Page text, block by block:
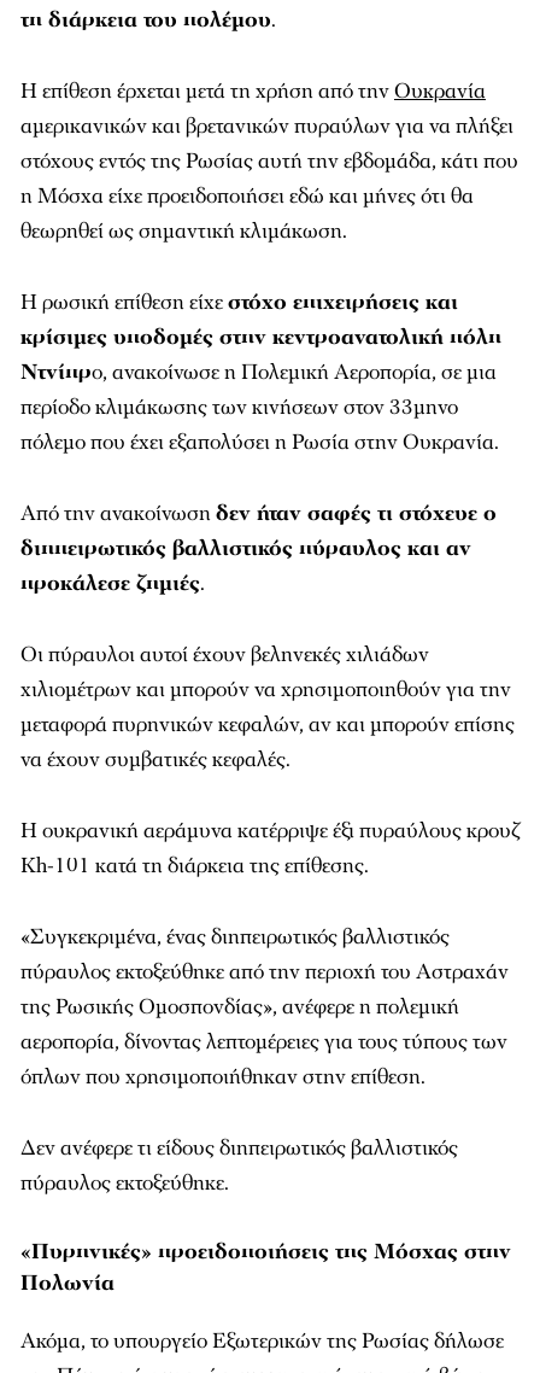
τη διάρκεια του πολέμου.
Η επίθεση έρχεται μετά τη χρήση από τηνΟυκρανία
αμερικανικών και βρετανικών πυραύλων για να πλήξει
στόχους εντός της Ρωσίας αυτή την εβδομάδα, κάτι που
η Μόσχα είχε προειδοποιήσει εδώ και μήνες ότι θα
θεωρηθεί ως σημαντική κλιμάκωση.
Η ρωσική επίθεση είχεστόχο επιχειρήσεις και
κρίσιμες υποδομές στην κεντροανατολική πόλη
Ντνίπρο, ανακοίνωσε η Πολεμική Αεροπορία, σε μια
περίοδο κλιμάκωσης των κινήσεων στον 33μηνο
πόλεμο που έχει εξαπολύσει η Ρωσία στην Ουκρανία.
Από την ανακοίνωσηδεν ήταν σαφές τι στόχευε ο
διηπειρωτικός βαλλιστικός πύραυλος και αν
προκάλεσε ζημιές.
Οι πύραυλοι αυτοί έχουν βεληνεκές χιλιάδων
χιλιομέτρων και μπορούν να χρησιμοποιηθούν για την
μεταφορά πυρηνικών κεφαλών, αν και μπορούν επίσης
να έχουν συμβατικές κεφαλές.
Η ουκρανική αεράμυνα κατέρριψε έξι πυραύλους κρουζ
Kh-101 κατά τη διάρκεια της επίθεσης.
«Συγκεκριμένα, ένας διηπειρωτικός βαλλιστικός
πύραυλος εκτοξεύθηκε από την περιοχή του Αστραχάν
της Ρωσικής Ομοσπονδίας», ανέφερε η πολεμική
αεροπορία, δίνοντας λεπτομέρειες για τους τύπους των
όπλων που χρησιμοποιήθηκαν στην επίθεση.
Δεν ανέφερε τι είδους διηπειρωτικός βαλλιστικός
πύραυλος εκτοξεύθηκε.
«Πυρηνικές» προειδοποιήσεις της Μόσχας στην
Πολωνία
Ακόμα, το υπουργείο Εξωτερικών της Ρωσίας δήλωσε